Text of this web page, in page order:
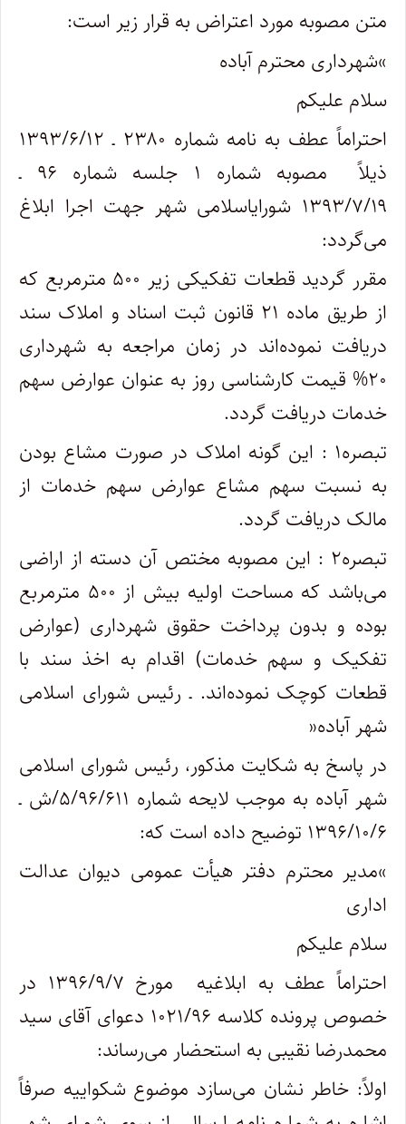
متن مصوبه مورد اعتراض به قرار زیر است:
«شهرداری محترم آباده
سلام علیکم
احتراماً عطف به نامه شماره ۲۳۸۰ ـ ۱۳۹۳/۶/۱۲
ذیلاً مصوبه شماره ۱ جلسه شماره ۹۶ ـ
۱۳۹۳/۷/۱۹ شورایاسلامی شهر جهت اجرا ابلاغ
می‌گردد:
مقرر گردید قطعات تفکیکی زیر ۵۰۰ مترمربع که
از طریق ماده ۲۱ قانون ثبت اسناد و املاک سند
دریافت نموده‌اند در زمان مراجعه به شهرداری
۲۰% قیمت کارشناسی روز به عنوان عوارض سهم
خدمات دریافت گردد.
تبصره۱ : این گونه املاک در صورت مشاع بودن
به نسبت سهم مشاع عوارض سهم خدمات از
مالک دریافت گردد.
تبصره۲ : این مصوبه مختص آن دسته از اراضی
می‌باشد که مساحت اولیه بیش از ۵۰۰ مترمربع
بوده و بدون پرداخت حقوق شهرداری (عوارض
تفکیک و سهم خدمات) اقدام به اخذ سند با
قطعات کوچک نموده‌اند. ـ رئیس شورای اسلامی
شهر آباده»
در پاسخ به شکایت مذکور، رئیس شورای اسلامی
شهر آباده به موجب لایحه شماره ۵/۹۶/۶۱۱/ش ـ
۱۳۹۶/۱۰/۶ توضیح داده است که
:
«مدیر محترم دفتر هیأت عمومی دیوان عدالت
اداری
سلام علیکم
احتراماً عطف به ابلاغیه مورخ ۱۳۹۶/۹/۷ در
خصوص پرونده کلاسه ۱۰۲۱/۹۶ دعوای آقای سید
محمدرضا نقیبی به استحضار می‌رساند:
اولاً: خاطر نشان می‌سازد موضوع شکواییه صرفاً